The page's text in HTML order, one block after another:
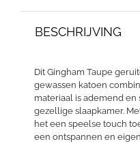
BESCHRIJVING
Dit Gingham Taupe
gewassen katoen
materiaal is ademend
gezellige slaapkamer.
het een speelse touch
een ontspannen en